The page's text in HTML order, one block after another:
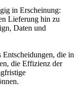
in Erscheinung:
Lieferung hin zu
Daten und
Entscheidungen, die in
die Effizienz der